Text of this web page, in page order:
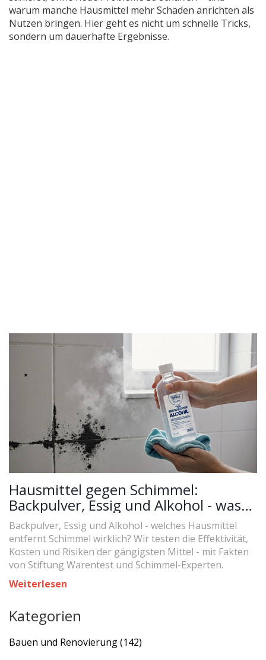
warum manche Hausmittel mehr Schaden anrichten als
Nutzen bringen. Hier geht es nicht um schnelle Tricks,
sondern um dauerhafte Ergebnisse.
Hausmittel gegen Schimmel:
Backpulver, Essig und Alkohol - was
wirklich hilft
Backpulver, Essig und Alkohol - welches Hausmittel
entfernt Schimmel wirklich? Wir testen die Effektivität,
Kosten und Risiken der gängigsten Mittel - mit Fakten
von Stiftung Warentest und Schimmel-Experten.
Weiterlesen
Kategorien
Bauen und Renovierung(142)